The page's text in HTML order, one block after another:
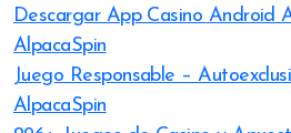
Descargar App Casino Android
AlpacaSpin
Juego Responsable –
AlpacaSpin